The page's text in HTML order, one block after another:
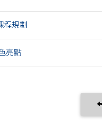
程規劃
亮點